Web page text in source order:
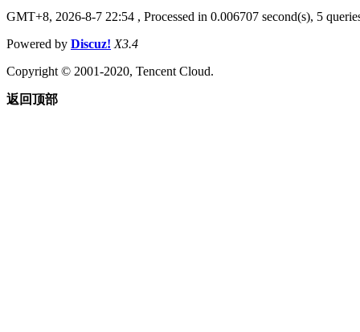
GMT+8, 2026-8-7 22:54 , Processed in 0.006707 second(s), 5
Powered by Discuz! X3.4
Copyright © 2001-2020, Tencent Cloud.
返回顶部